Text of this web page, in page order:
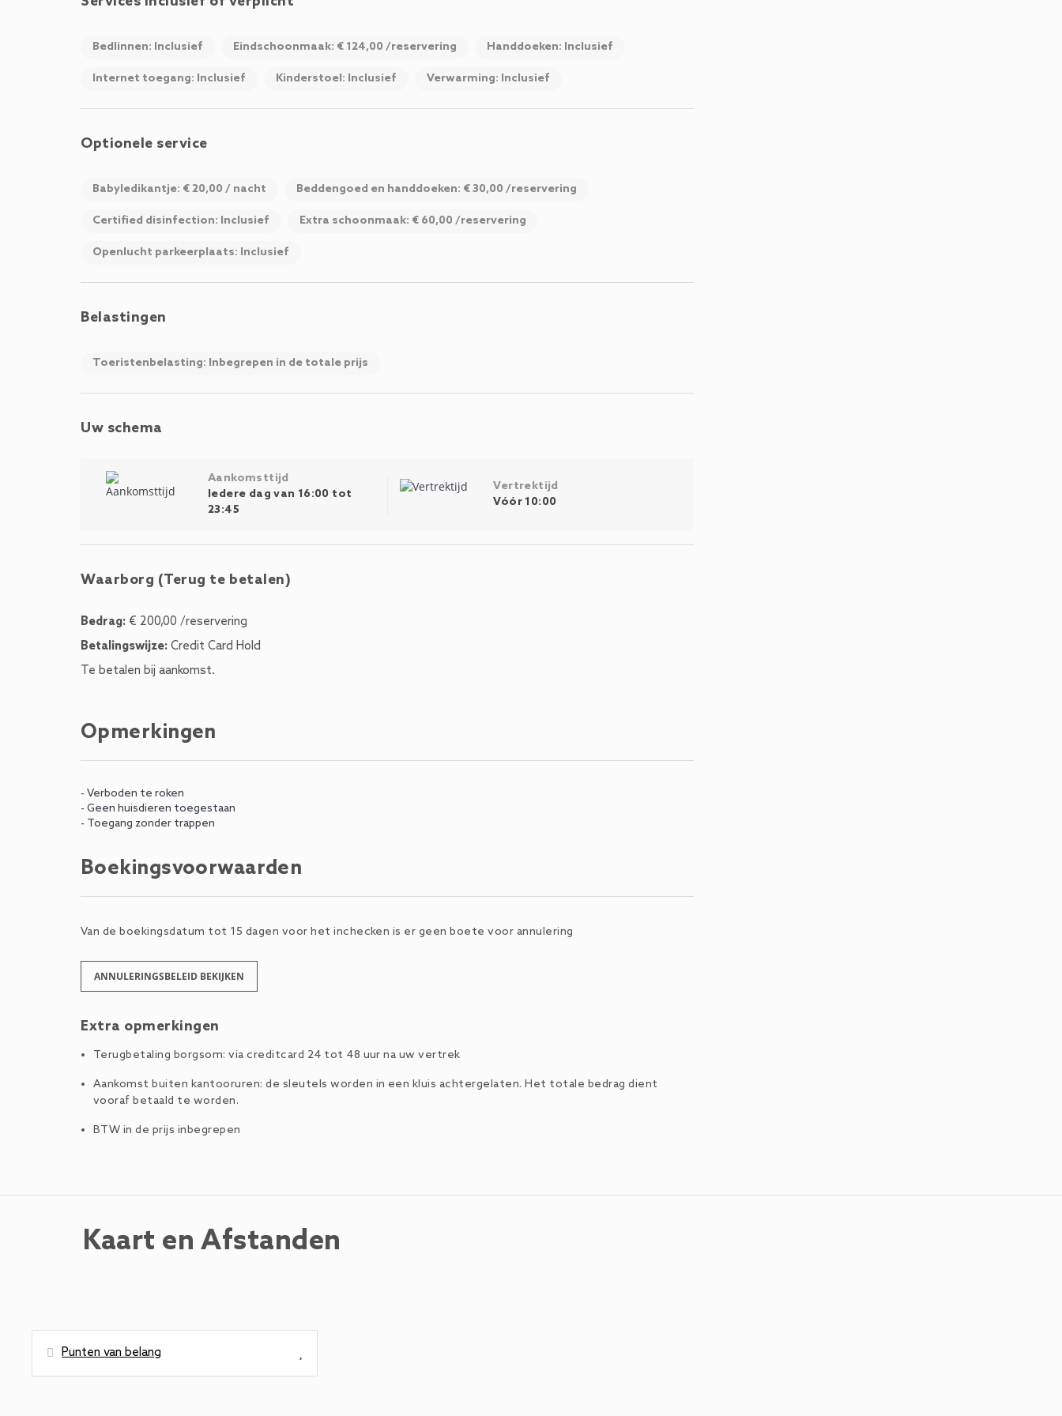
Bedlinnen: Inclusief Eindschoonmaak: € 124,00 /reservering Handdoeken: Inclusief
Internet toegang: Inclusief Kinderstoel: Inclusief Verwarming: Inclusief
Optionele service
Babyledikantje: € 20,00 / nacht Beddengoed en handdoeken: € 30,00 /reservering
Certified disinfection: Inclusief Extra schoonmaak: € 60,00 /reservering
Openlucht parkeerplaats: Inclusief
Belastingen
Toeristenbelasting: Inbegrepen in de totale prijs
Uw schema
Aankomsttijd
Iedere dag van 16:00 tot
23:45
Vertrektijd
Vóór 10:00
Waarborg (Terug te betalen)
Bedrag: € 200,00 /reservering
Betalingswijze: Credit Card Hold
Te betalen bij aankomst.
Opmerkingen
- Verboden te roken
- Geen huisdieren toegestaan
- Toegang zonder trappen
Boekingsvoorwaarden
Van de boekingsdatum tot 15 dagen voor het inchecken is er geen boete voor annulering
ANNULERINGSBELEID BEKIJKEN
Extra opmerkingen
Terugbetaling borgsom: via creditcard 24 tot 48 uur na uw vertrek
Aankomst buiten kantooruren: de sleutels worden in een kluis achtergelaten. Het totale bedrag dient
vooraf betaald te worden.
BTW in de prijs inbegrepen
Kaart en Afstanden
Punten van belang